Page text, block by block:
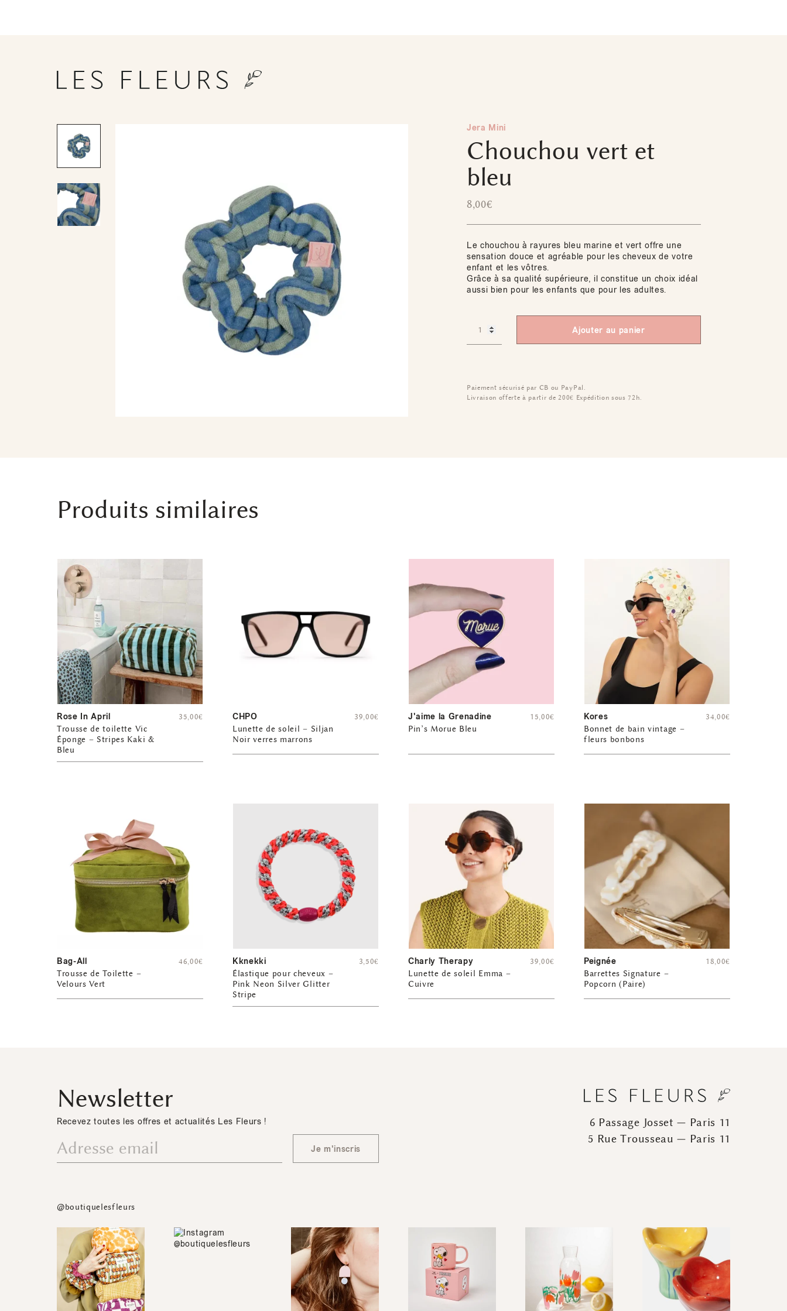
Jera Mini
Chouchou vert et
bleu
8,00€
Le chouchou à rayures bleu marine et vert offre une
sensation douce et agréable pour les cheveux de votre
enfant et les vôtres.
Grâce à sa qualité supérieure, il constitue un choix idéal
aussi bien pour les enfants que pour les adultes.
Ajouter au panier
Paiement sécurisé par CB ou PayPal.
Livraison offerte à partir de 200€ Expédition sous 72h.
Produits similaires
Rose In April
Trousse de toilette Vic
Éponge – Stripes Kaki &
Bleu
35,00€ CHPO
Lunette de soleil – Siljan
Noir verres marrons
39,00€ J'aime la Grenadine
Pin’s Morue Bleu
15,00€ Kores
Bonnet de bain vintage –
fleurs bonbons
34,00€
Bag-All
Trousse de Toilette –
Velours Vert
46,00€ Kknekki
Élastique pour cheveux –
Pink Neon Silver Glitter
Stripe
3,50€ Charly Therapy
Lunette de soleil Emma –
Cuivre
39,00€ Peignée
Barrettes Signature –
Popcorn (Paire)
18,00€
Newsletter
Recevez toutes les offres et actualités Les Fleurs !
Je m'inscris
6 Passage Josset — Paris 11
5 Rue Trousseau — Paris 11
@boutiquelesfleurs